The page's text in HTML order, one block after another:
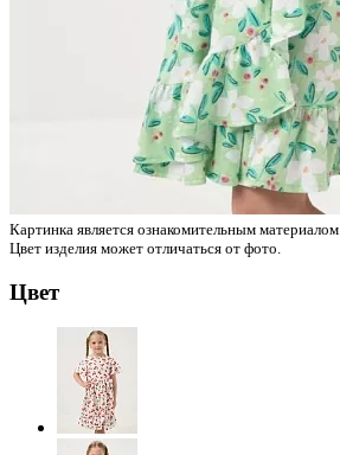
Картинка является ознакомительным материалом.
Цвет изделия может отличаться от фото.
Цвет